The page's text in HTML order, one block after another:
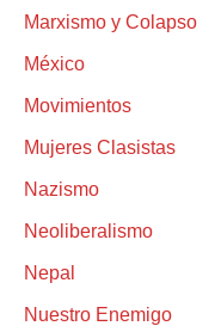
Marxismo y Colapso
México
Movimientos
Mujeres Clasistas
Nazismo
Neoliberalismo
Nepal
Nuestro Enemigo